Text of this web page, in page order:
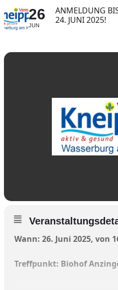
26
JUN
ANMELDUNG
24. JUNI 2025!
Wann: 26. Juni 2025, von
Treffpunkt: Biohof